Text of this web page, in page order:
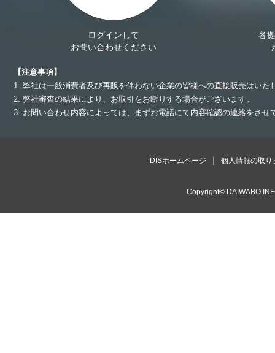
ログインして
お問い合わせください
各
【注意事項】
1. 弊社は一般消費者及び再販を伴わない企業の皆様への直接販売はいた
2. 弊社審査の結果により、お取引をお断りする場合がございます。
3. お問い合わせ内容によっては、まずお電話にて内容確認の連絡をさ
DISホームページ 個人情報の取り
Copyright© DAIWABO